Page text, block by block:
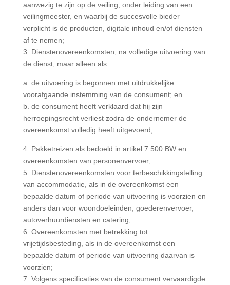
aanwezig te zijn op de veiling, onder leiding van een
veilingmeester, en waarbij de succesvolle bieder
verplicht is de producten, digitale inhoud en/of diensten
af te nemen;
3. Dienstenovereenkomsten, na volledige uitvoering van
de dienst, maar alleen als:
a. de uitvoering is begonnen met uitdrukkelijke
voorafgaande instemming van de consument; en
b. de consument heeft verklaard dat hij zijn
herroepingsrecht verliest zodra de ondernemer de
overeenkomst volledig heeft uitgevoerd;
4. Pakketreizen als bedoeld in artikel 7:500 BW en
overeenkomsten van personenvervoer;
5. Dienstenovereenkomsten voor terbeschikkingstelling
van accommodatie, als in de overeenkomst een
bepaalde datum of periode van uitvoering is voorzien en
anders dan voor woondoeleinden, goederenvervoer,
autoverhuurdiensten en catering;
6. Overeenkomsten met betrekking tot
vrijetijdsbesteding, als in de overeenkomst een
bepaalde datum of periode van uitvoering daarvan is
voorzien;
7. Volgens specificaties van de consument vervaardigde